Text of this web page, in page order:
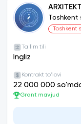
Toshkent
Toshkent
Ta'lim tili
Ingliz
Kontrakt to'lovi
22 000 000
Grant mavjud